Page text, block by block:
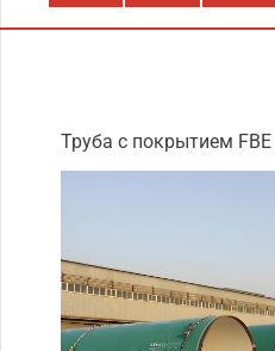
Труба с покрытием FBE